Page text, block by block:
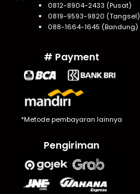
0812-8904-2433 (Pusat)
0819-9593-9820 (Tangsel)
088-1664-1645 (Bandung)
# Payment
*Metode pembayaran lainnya
Pengiriman